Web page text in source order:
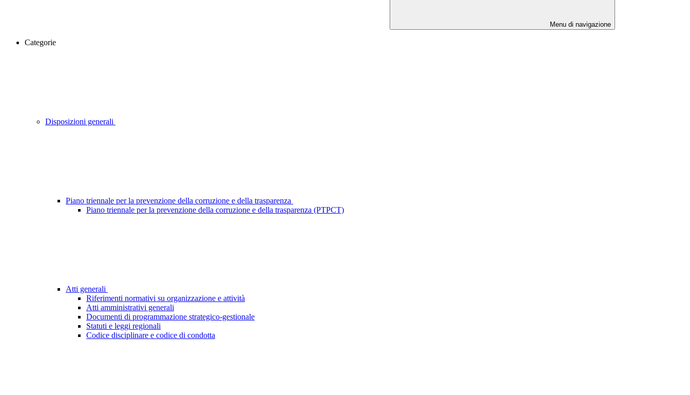
Menu di navigazione
Categorie
Disposizioni generali
Piano triennale per la prevenzione della corruzione e della trasparenza
Piano triennale per la prevenzione della corruzione e della trasparenza (PTPCT)
Atti generali
Riferimenti normativi su organizzazione e attività
Atti amministrativi generali
Documenti di programmazione strategico-gestionale
Statuti e leggi regionali
Codice disciplinare e codice di condotta